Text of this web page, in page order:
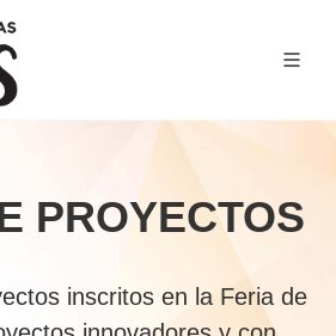
PROYECTOS
inscritos en la Feria de